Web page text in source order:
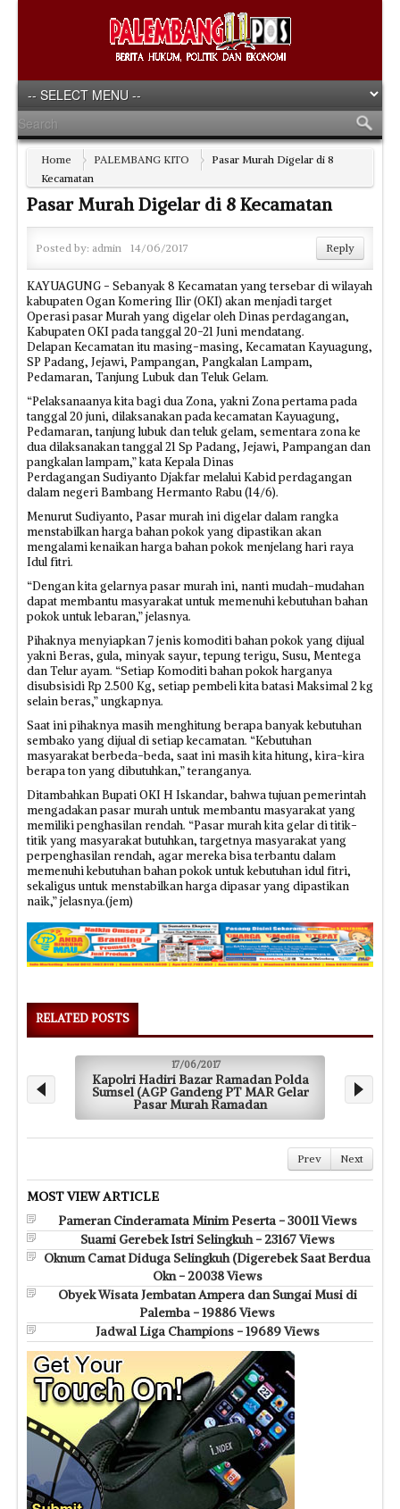
Home PALEMBANG KITO
Pasar Murah Digelar di 8
Kecamatan
Pasar Murah Digelar di 8 Kecamatan
Posted by: admin 14/06/2017 Reply
KAYUAGUNG - Sebanyak 8 Kecamatan yang tersebar di wilayah
kabupaten Ogan Komering Ilir (OKI) akan menjadi target
Operasi pasar Murah yang digelar oleh Dinas perdagangan,
Kabupaten OKI pada tanggal 20-21 Juni mendatang.
Delapan Kecamatan itu masing-masing, Kecamatan Kayuagung,
SP Padang, Jejawi, Pampangan, Pangkalan Lampam,
Pedamaran, Tanjung Lubuk dan Teluk Gelam.
“Pelaksanaanya kita bagi dua Zona, yakni Zona pertama pada
tanggal 20 juni, dilaksanakan pada kecamatan Kayuagung,
Pedamaran, tanjung lubuk dan teluk gelam, sementara zona ke
dua dilaksanakan tanggal 21 Sp Padang, Jejawi, Pampangan dan
pangkalan lampam,” kata Kepala Dinas
Perdagangan Sudiyanto Djakfar melalui Kabid perdagangan
dalam negeri Bambang Hermanto Rabu (14/6).
Menurut Sudiyanto, Pasar murah ini digelar dalam rangka
menstabilkan harga bahan pokok yang dipastikan akan
mengalami kenaikan harga bahan pokok menjelang hari raya
Idul fitri.
“Dengan kita gelarnya pasar murah ini, nanti mudah-mudahan
dapat membantu masyarakat untuk memenuhi kebutuhan bahan
pokok untuk lebaran,” jelasnya.
Pihaknya menyiapkan 7 jenis komoditi bahan pokok yang dijual
yakni Beras, gula, minyak sayur, tepung terigu, Susu, Mentega
dan Telur ayam. “Setiap Komoditi bahan pokok harganya
disubsisidi Rp 2.500 Kg, setiap pembeli kita batasi Maksimal 2 kg
selain beras,” ungkapnya.
Saat ini pihaknya masih menghitung berapa banyak kebutuhan
sembako yang dijual di setiap kecamatan. “Kebutuhan
masyarakat berbeda-beda, saat ini masih kita hitung, kira-kira
berapa ton yang dibutuhkan,” teranganya.
Ditambahkan Bupati OKI H Iskandar, bahwa tujuan pemerintah
mengadakan pasar murah untuk membantu masyarakat yang
memiliki penghasilan rendah. “Pasar murah kita gelar di titik-
titik yang masyarakat butuhkan, targetnya masyarakat yang
perpenghasilan rendah, agar mereka bisa terbantu dalam
memenuhi kebutuhan bahan pokok untuk kebutuhan idul fitri,
sekaligus untuk menstabilkan harga dipasar yang dipastikan
naik,” jelasnya.(jem)
RELATED POSTS
17/06/2017
Kapolri Hadiri Bazar Ramadan Polda
Sumsel (AGP Gandeng PT MAR Gelar
Pasar Murah Ramadan
Prev Next
MOST VIEW ARTICLE
Pameran Cinderamata Minim Peserta - 30011 Views
Suami Gerebek Istri Selingkuh - 23167 Views
Oknum Camat Diduga Selingkuh (Digerebek Saat Berdua
Okn - 20038 Views
Obyek Wisata Jembatan Ampera dan Sungai Musi di
Palemba - 19886 Views
Jadwal Liga Champions - 19689 Views